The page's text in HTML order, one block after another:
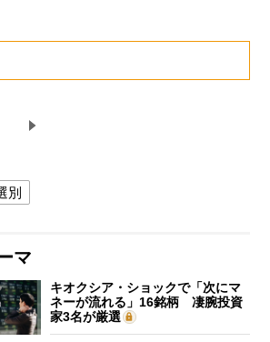
別
マ
キオクシア・ショックで「次にマ
ネーが流れる」16銘柄 凄腕投資
家3名が厳選